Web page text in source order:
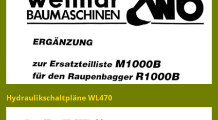
Hydraulikschaltpläne WL470